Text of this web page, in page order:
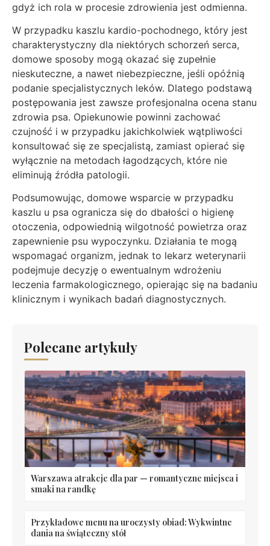
gdyż ich rola w procesie zdrowienia jest odmienna.
W przypadku kaszlu kardio-pochodnego, który jest
charakterystyczny dla niektórych schorzeń serca,
domowe sposoby mogą okazać się zupełnie
nieskuteczne, a nawet niebezpieczne, jeśli opóźnią
podanie specjalistycznych leków. Dlatego podstawą
postępowania jest zawsze profesjonalna ocena stanu
zdrowia psa. Opiekunowie powinni zachować
czujność i w przypadku jakichkolwiek wątpliwości
konsultować się ze specjalistą, zamiast opierać się
wyłącznie na metodach łagodzących, które nie
eliminują źródła patologii.
Podsumowując, domowe wsparcie w przypadku
kaszlu u psa ogranicza się do dbałości o higienę
otoczenia, odpowiednią wilgotność powietrza oraz
zapewnienie psu wypoczynku. Działania te mogą
wspomagać organizm, jednak to lekarz weterynarii
podejmuje decyzję o ewentualnym wdrożeniu
leczenia farmakologicznego, opierając się na badaniu
klinicznym i wynikach badań diagnostycznych.
Polecane artykuły
Warszawa atrakcje dla par — romantyczne miejsca i
smaki na randkę
Przykładowe menu na uroczysty obiad: Wykwintne
dania na świąteczny stół